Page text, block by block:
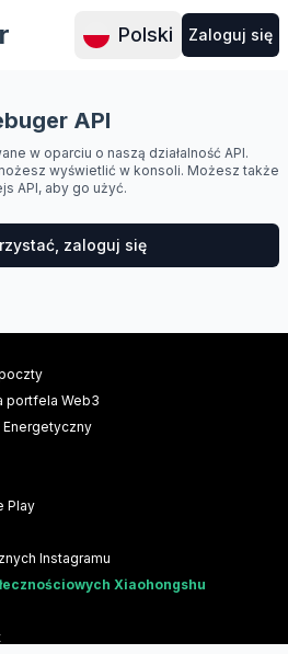
Polski Zaloguj się
API
w oparciu o naszą działalność API.
wyświetlić w konsoli. Możesz także
API, aby go użyć.
zaloguj się
portfela Web3
Energetyczny
Play
Instagramu
Xiaohongshu